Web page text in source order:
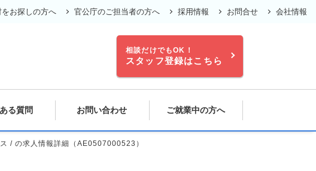
をお探しの方へ 官公庁のご担当者の方へ 採用情報 お問合せ 会社情報
相談だけでもOK！
スタッフ登録はこちら
る質問 お問い合わせ ご就業中の方へ
/ の求人情報詳細（AE0507000523）